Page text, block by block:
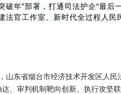
破年”部署， 打通司法护企“最后
法官工作室、新时代全过程人
东省烟台市经济技术开发区人
、审判机制靶向创新、执行攻坚